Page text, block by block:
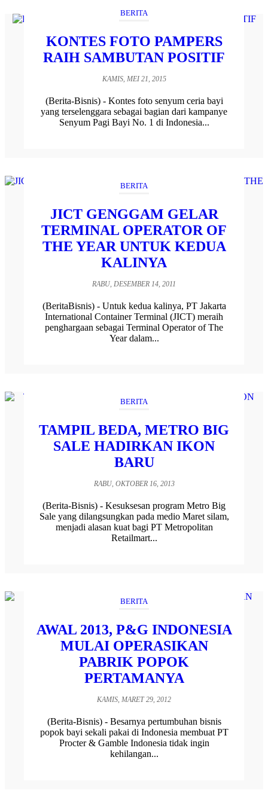
BERITA
KONTES FOTO PAMPERS
RAIH SAMBUTAN POSITIF
KAMIS, MEI 21, 2015
(Berita-Bisnis) - Kontes foto senyum ceria bayi
yang terselenggara sebagai bagian dari kampanye
Senyum Pagi Bayi No. 1 di Indonesia...
BERITA
JICT GENGGAM GELAR
TERMINAL OPERATOR OF
THE YEAR UNTUK KEDUA
KALINYA
RABU, DESEMBER 14, 2011
(BeritaBisnis) - Untuk kedua kalinya, PT Jakarta
International Container Terminal (JICT) meraih
penghargaan sebagai Terminal Operator of The
Year dalam...
BERITA
TAMPIL BEDA, METRO BIG
SALE HADIRKAN IKON
BARU
RABU, OKTOBER 16, 2013
(Berita-Bisnis) - Kesuksesan program Metro Big
Sale yang dilangsungkan pada medio Maret silam,
menjadi alasan kuat bagi PT Metropolitan
Retailmart...
BERITA
AWAL 2013, P&G INDONESIA
MULAI OPERASIKAN
PABRIK POPOK
PERTAMANYA
KAMIS, MARET 29, 2012
(Berita-Bisnis) - Besarnya pertumbuhan bisnis
popok bayi sekali pakai di Indonesia membuat PT
Procter & Gamble Indonesia tidak ingin
kehilangan...